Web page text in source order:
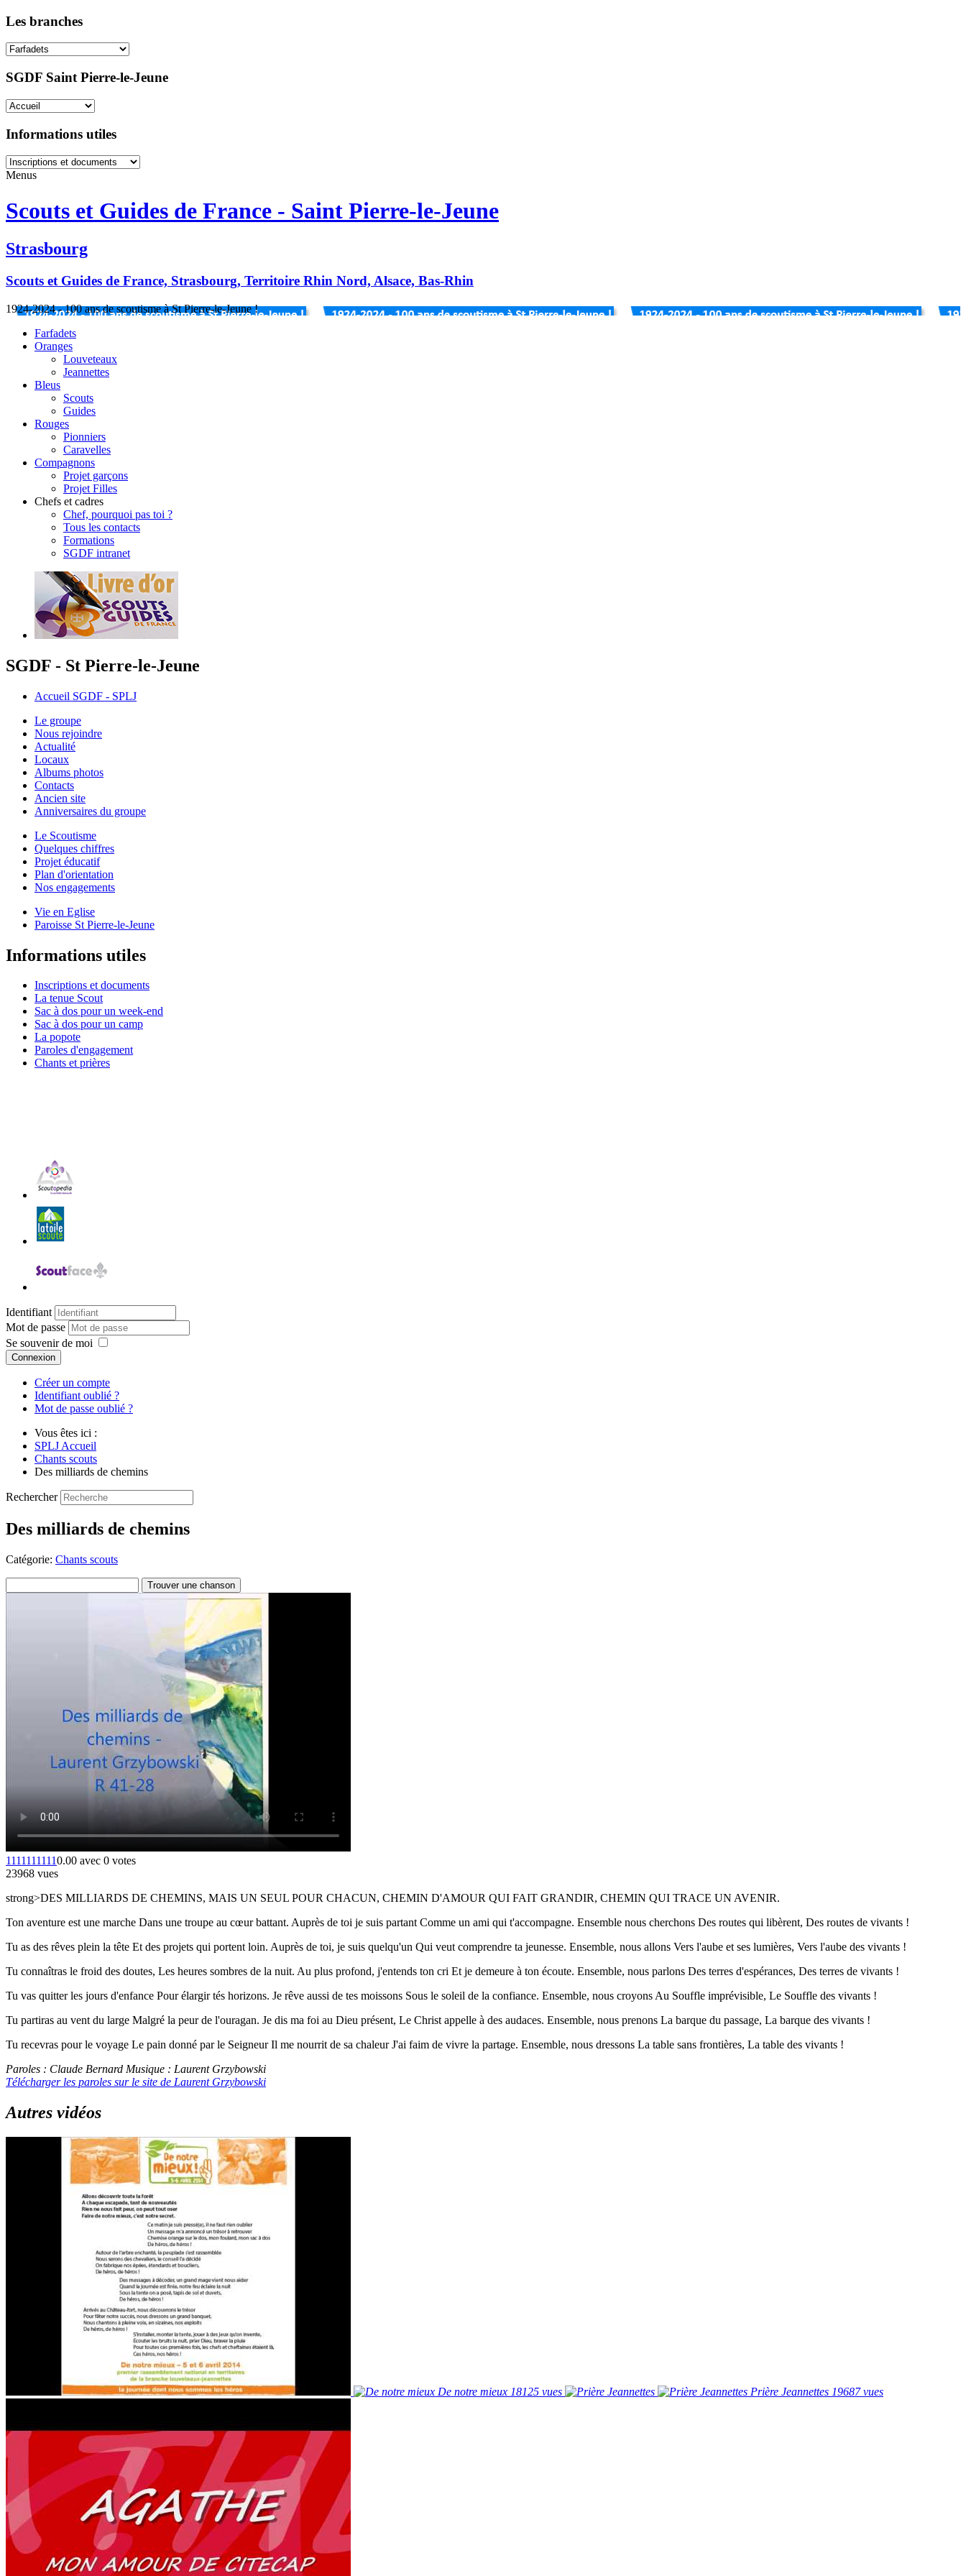
Les branches
SGDF Saint Pierre-le-Jeune
Informations utiles
Menus
Scouts et Guides de France - Saint Pierre-le-Jeune
Strasbourg
Scouts et Guides de France, Strasbourg, Territoire Rhin Nord, Alsace, Bas-Rhin
1924-2024 - 100 ans de scoutisme à St Pierre-le-Jeune !
Farfadets
Oranges
Louveteaux
Jeannettes
Bleus
Scouts
Guides
Rouges
Pionniers
Caravelles
Compagnons
Projet garçons
Projet Filles
Chefs et cadres
Chef, pourquoi pas toi ?
Tous les contacts
Formations
SGDF intranet
SGDF - St Pierre-le-Jeune
Accueil SGDF - SPLJ
Le groupe
Nous rejoindre
Actualité
Locaux
Albums photos
Contacts
Ancien site
Anniversaires du groupe
Le Scoutisme
Quelques chiffres
Projet éducatif
Plan d'orientation
Nos engagements
Vie en Eglise
Paroisse St Pierre-le-Jeune
Informations utiles
Inscriptions et documents
La tenue Scout
Sac à dos pour un week-end
Sac à dos pour un camp
La popote
Paroles d'engagement
Chants et prières
Identifiant
Mot de passe
Se souvenir de moi
Connexion
Créer un compte
Identifiant oublié ?
Mot de passe oublié ?
Vous êtes ici :
SPLJ Accueil
Chants scouts
Des milliards de chemins
Rechercher
Des milliards de chemins
Catégorie: Chants scouts
Trouver une chanson
11111111110.00 avec 0 votes
23968 vues
strong>DES MILLIARDS DE CHEMINS, MAIS UN SEUL POUR CHACUN, CHEMIN D'AMOUR QUI FAIT GRANDIR, CHEMIN QUI TRACE UN AVENIR.
Ton aventure est une marche Dans une troupe au cœur battant. Auprès de toi je suis partant Comme un ami qui t'accompagne. Ensemble nous cherchons Des routes qui libèrent, Des routes de vivants !
Tu as des rêves plein la tête Et des projets qui portent loin. Auprès de toi, je suis quelqu'un Qui veut comprendre ta jeunesse. Ensemble, nous allons Vers l'aube et ses lumières, Vers l'aube des vivants !
Tu connaîtras le froid des doutes, Les heures sombres de la nuit. Au plus profond, j'entends ton cri Et je demeure à ton écoute. Ensemble, nous parlons Des terres d'espérances, Des terres de vivants !
Tu vas quitter les jours d'enfance Pour élargir tés horizons. Je rêve aussi de tes moissons Sous le soleil de la confiance. Ensemble, nous croyons Au Souffle imprévisible, Le Souffle des vivants !
Tu partiras au vent du large Malgré la peur de l'ouragan. Je dis ma foi au Dieu présent, Le Christ appelle à des audaces. Ensemble, nous prenons La barque du passage, La barque des vivants !
Tu recevras pour le voyage Le pain donné par le Seigneur Il me nourrit de sa chaleur J'ai faim de vivre la partage. Ensemble, nous dressons La table sans frontières, La table des vivants !
Paroles : Claude Bernard Musique : Laurent Grzybowski
Télécharger les paroles sur le site de Laurent Grzybowski
Autres vidéos
De notre mieux 18125 vues Prière Jeannettes 19687 vues